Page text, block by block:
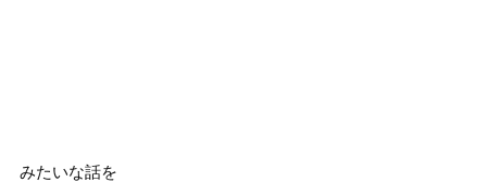
みたいな話を